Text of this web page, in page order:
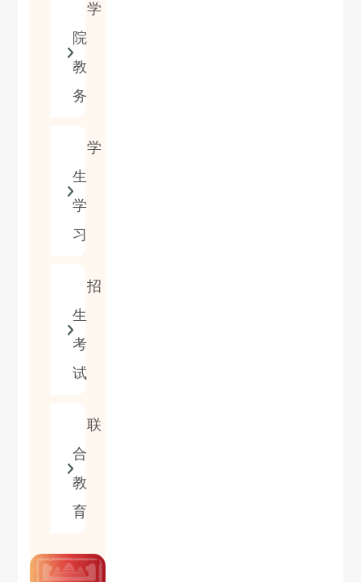
学
院
教
务
学
生
学
习
招
生
考
试
联
合
教
育